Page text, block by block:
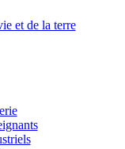
et de la terre